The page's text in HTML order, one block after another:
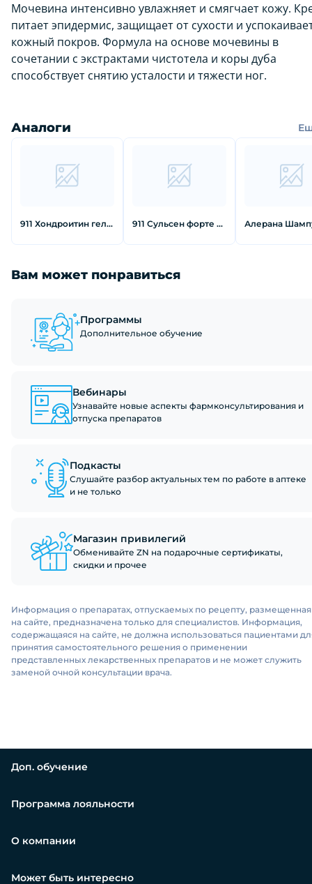
Мочевина интенсивно увлажняет и смягчает кожу.
питает эпидермис, защищает от сухости и
кожный покров. Формула на основе мочевины в
сочетании с экстрактами чистотела и коры дуба
способствует снятию усталости и тяжести ног.
Аналоги
911 Хондроитин гель-бальзам для суставов 100 мл 911 Сульсен форте шампунь против перхоти 150 мл
Вам может понравиться
Программы
Дополнительное обучение
Вебинары
Узнавайте новые аспекты фармконсультирования и
отпуска препаратов
Подкасты
Слушайте разбор актуальных тем по работе в аптеке
и не только
Магазин привилегий
Обменивайте ZN на подарочные сертификаты,
скидки и прочее
Информация о препаратах, отпускаемых по рецепту, размещенная
на сайте, предназначена только для специалистов. Информация,
содержащаяся на сайте, не должна использоваться пациентами
принятия самостоятельного решения о применении
представленных лекарственных препаратов и не может служить
заменой очной консультации врача.
Доп. обучение
Программа лояльности
О компании
Может быть интересно